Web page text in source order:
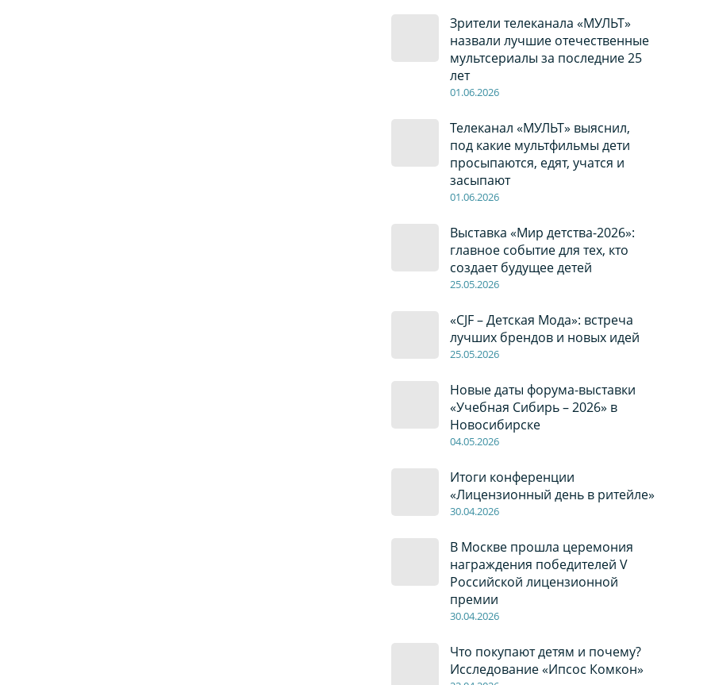
Зрители телеканала «МУЛЬТ»
назвали лучшие отечественные
мультсериалы за последние 25
лет
01.06.2026
Телеканал «МУЛЬТ» выяснил,
под какие мультфильмы дети
просыпаются, едят, учатся и
засыпают
01.06.2026
Выставка «Мир детства-2026»:
главное событие для тех, кто
создает будущее детей
25.05.2026
«CJF – Детская Мода»: встреча
лучших брендов и новых идей
25.05.2026
Новые даты форума-выставки
«Учебная Сибирь – 2026» в
Новосибирске
04.05.2026
Итоги конференции
«Лицензионный день в ритейле»
30.04.2026
В Москве прошла церемония
награждения победителей V
Российской лицензионной
премии
30.04.2026
Что покупают детям и почему?
Исследование «Ипсос Комкон»